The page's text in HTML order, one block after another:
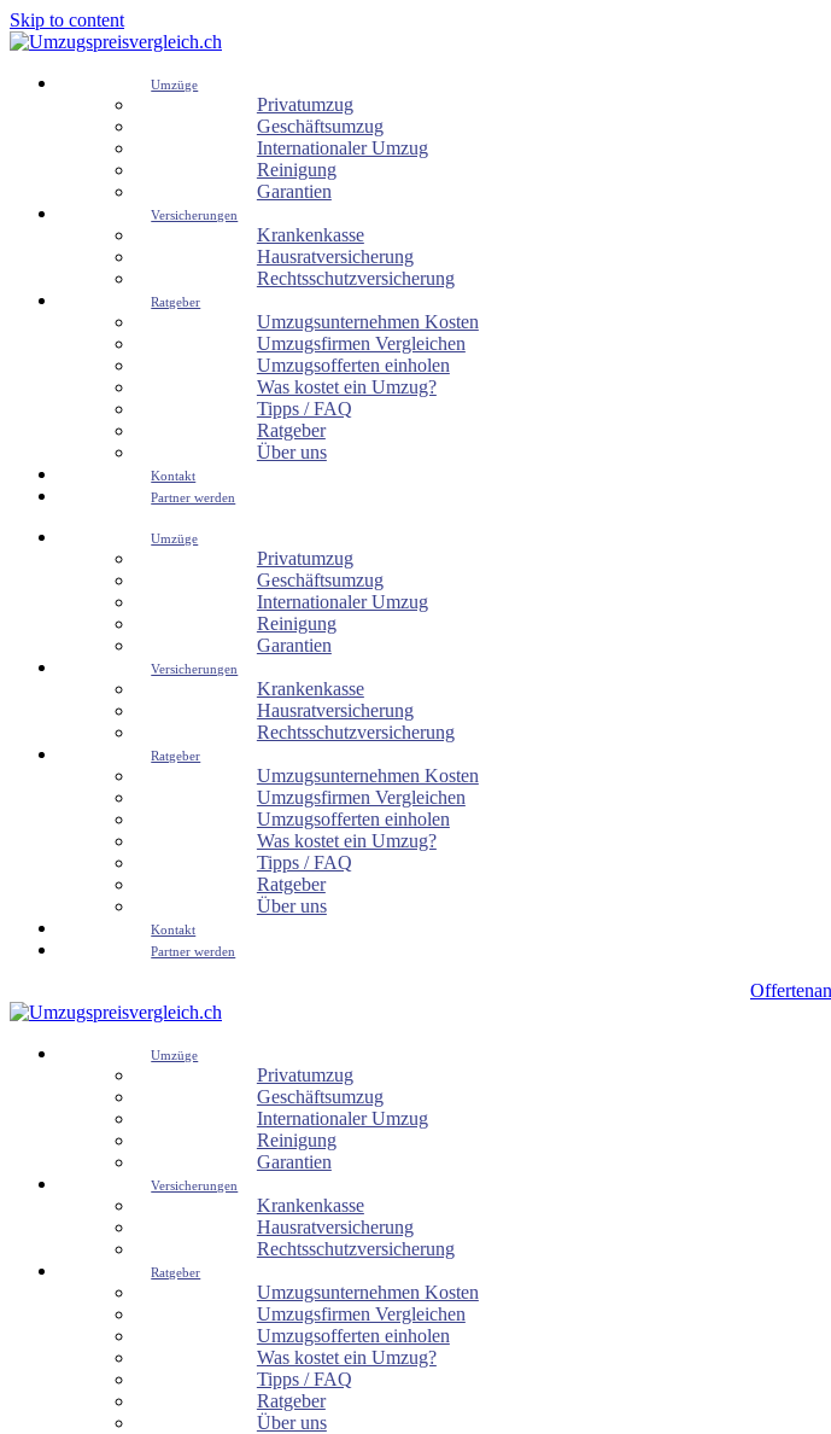
Skip to content
Umzüge
Privatumzug
Geschäftsumzug
Internationaler Umzug
Reinigung
Garantien
Versicherungen
Krankenkasse
Hausratversicherung
Rechtsschutzversicherung
Ratgeber
Umzugsunternehmen Kosten
Umzugsfirmen Vergleichen
Umzugsofferten einholen
Was kostet ein Umzug?
Tipps / FAQ
Ratgeber
Über uns
Kontakt
Partner werden
Umzüge
Privatumzug
Geschäftsumzug
Internationaler Umzug
Reinigung
Garantien
Versicherungen
Krankenkasse
Hausratversicherung
Rechtsschutzversicherung
Ratgeber
Umzugsunternehmen Kosten
Umzugsfirmen Vergleichen
Umzugsofferten einholen
Was kostet ein Umzug?
Tipps / FAQ
Ratgeber
Über uns
Kontakt
Partner werden
Umzüge
Privatumzug
Geschäftsumzug
Internationaler Umzug
Reinigung
Garantien
Versicherungen
Krankenkasse
Hausratversicherung
Rechtsschutzversicherung
Ratgeber
Umzugsunternehmen Kosten
Umzugsfirmen Vergleichen
Umzugsofferten einholen
Was kostet ein Umzug?
Tipps / FAQ
Ratgeber
Über uns